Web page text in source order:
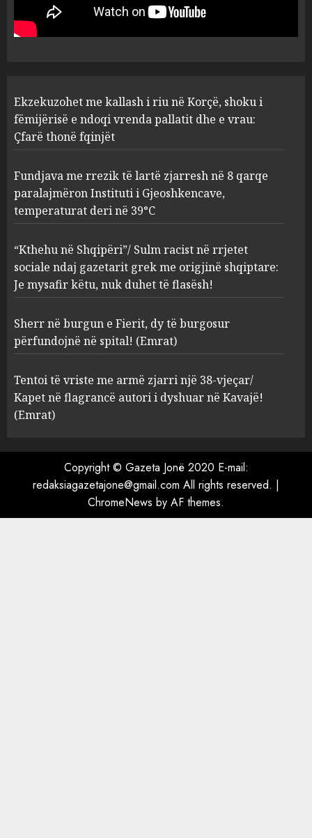
1
ndoqi vrenda pallatit dhe e
vrau: Çfarë thonë fqinjët
AUGUST 8, 2026
2
zjarresh në 8 qarqe
paralajmëron Instituti i
deri në 39°C
“Kthehu në Shqipëri”/ Sulm
racist në rrjetet sociale ndaj
gazetarit grek me origjinë
shqiptare: Je mysafir këtu,
nuk duhet të flasësh!
AUGUST 8, 2026
burgosur përfundojnë në
spital! (Emrat)
AUGUST 8, 2026
AUGUST 8, 2026
Ekzekuzohet me kallash i riu në Korçë, shoku i
fëmijërisë e ndoqi vrenda pallatit dhe e vrau:
Çfarë thonë fqinjët
Fundjava me rrezik të lartë zjarresh në 8 qarqe
paralajmëron Instituti i Gjeoshkencave,
temperaturat deri në 39°C
“Kthehu në Shqipëri”/ Sulm racist në rrjetet
sociale ndaj gazetarit grek me origjinë shqiptare:
Je mysafir këtu, nuk duhet të flasësh!
Sherr në burgun e Fierit, dy të burgosur
përfundojnë në spital! (Emrat)
Tentoi të vriste me armë zjarri një 38-vjeçar/
Kapet në flagrancë autori i dyshuar në Kavajë!
(Emrat)
Copyright © Gazeta Jonë 2020 E-mail:
redaksiagazetajone@gmail.com All rights reserved. |
ChromeNews by AF themes.